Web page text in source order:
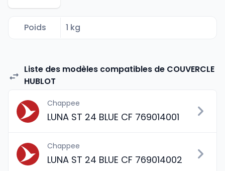
Poids 1 kg
Liste des modèles compatibles de COUVERCLE
HUBLOT
Chappee
LUNA ST 24 BLUE CF 769014001
Chappee
LUNA ST 24 BLUE CF 769014002